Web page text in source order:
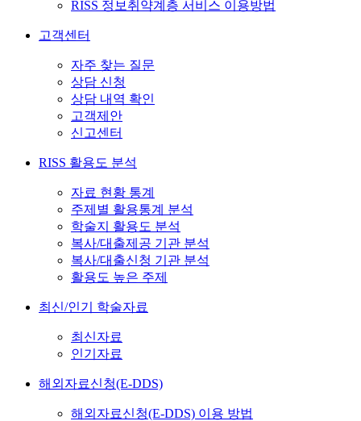
RISS 정보취약계층 서비스 이용방법
고객센터
자주 찾는 질문
상담 신청
상담 내역 확인
고객제안
신고센터
RISS 활용도 분석
자료 현황 통계
주제별 활용통계 분석
학술지 활용도 분석
복사/대출제공 기관 분석
복사/대출신청 기관 분석
활용도 높은 주제
최신/인기 학술자료
최신자료
인기자료
해외자료신청(E-DDS)
해외자료신청(E-DDS) 이용 방법